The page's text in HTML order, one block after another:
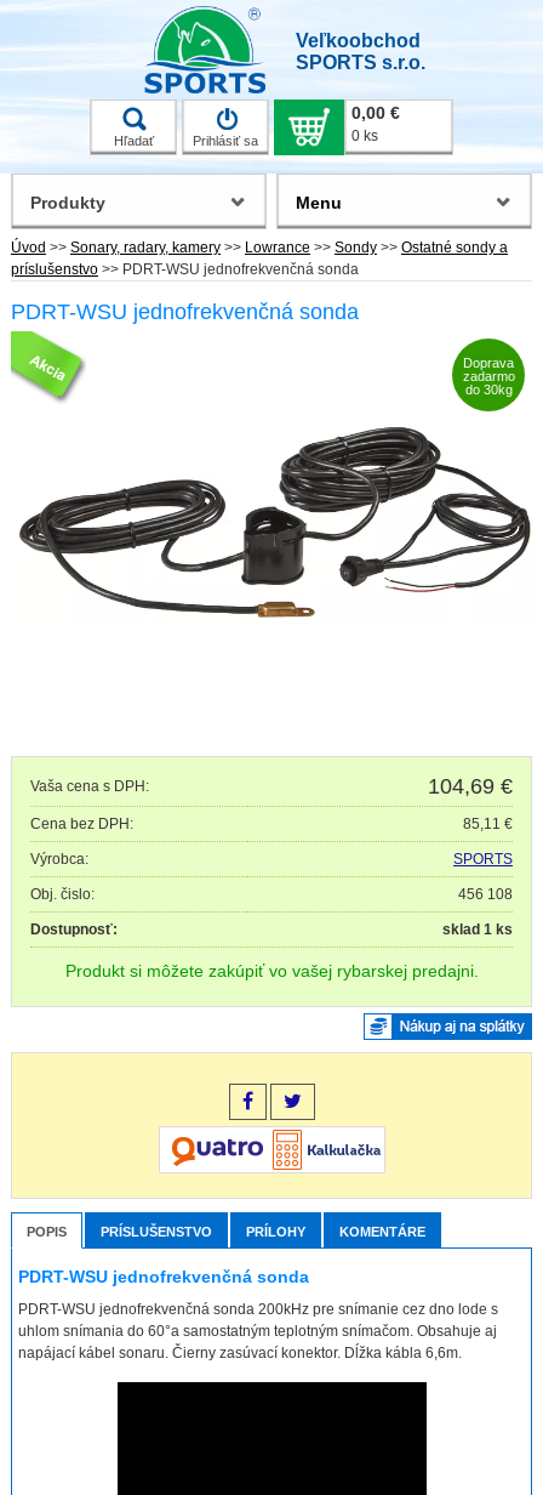
Veľkoobchod
SPORTS s.r.o.
Hľadať Prihlásiť sa
0,00 €
0 ks
Úvod >> Sonary, radary, kamery >> Lowrance >> Sondy >> Ostatné sondy a
príslušenstvo >> PDRT-WSU jednofrekvenčná sonda
PDRT-WSU jednofrekvenčná sonda
Doprava
zadarmo
do 30kg
Vaša cena s DPH: 104,69 €
Cena bez DPH: 85,11 €
Výrobca: SPORTS
Obj. čislo: 456 108
Dostupnosť: sklad 1 ks
Produkt si môžete zakúpiť vo vašej rybarskej predajni.
POPIS PRÍSLUŠENSTVO PRÍLOHY KOMENTÁRE
PDRT-WSU jednofrekvenčná sonda
PDRT-WSU jednofrekvenčná sonda 200kHz pre snímanie cez dno lode s
uhlom snímania do 60°a samostatným teplotným snímačom. Obsahuje aj
napájací kábel sonaru. Čierny zasúvací konektor. Dĺžka kábla 6,6m.
Produkty Menu